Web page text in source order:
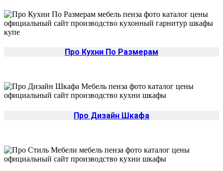
Про Кухни По Размерам
Про Дизайн Шкафа